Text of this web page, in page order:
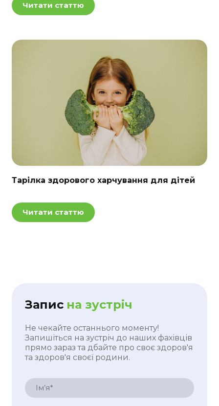
Читати статтю
Тарілка здорового харчування для дітей
Читати статтю
Запис на зустріч
Не чекайте останнього моменту!
Запишіться на зустріч до наших фахівців
прямо зараз та дбайте про своє здоров'я
та здоров'я своєї родини.